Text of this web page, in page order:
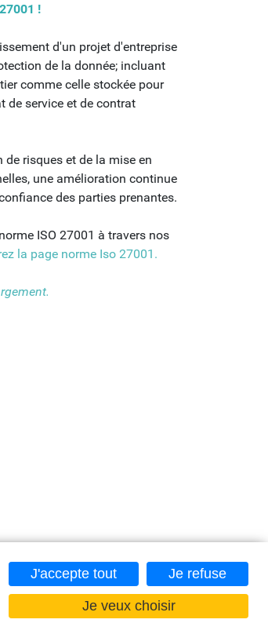
!
d'un projet d'entreprise
de la donnée; incluant
comme celle stockée pour
de service et de contrat
risques et de la mise en
une amélioration continue
des parties prenantes.
ISO 27001 à travers nos
la page norme Iso 27001.
J'accepte tout Je refuse
Je veux choisir